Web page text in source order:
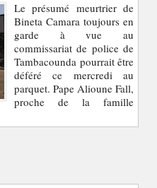
Le présumé meurtrier de
Bineta Camara toujours en
garde à vue au
commissariat de police de
Tambacounda pourrait être
déféré ce mercredi au
parquet. Pape Alioune Fall,
proche de la famille